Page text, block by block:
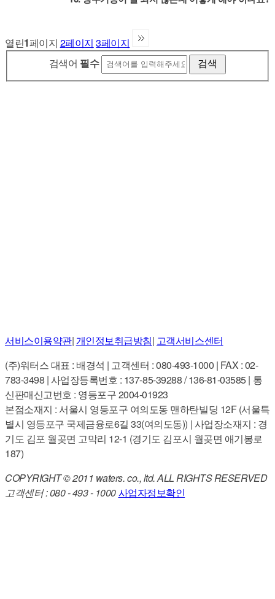
열린1페이지 2페이지 3페이지
검색어 필수
서비스이용약관|개인정보취급방침| 고객서비스센터
(주)워터스 대표 : 배경석 | 고객센터 : 080-493-1000 | FAX : 02-
783-3498 | 사업장등록번호 : 137-85-39288 / 136-81-03585 | 통
신판매신고번호 : 영등포구 2004-01923
본점소재지 : 서울시 영등포구 여의도동 맨하탄빌딩 12F (서울특
별시 영등포구 국제금융로6길 33(여의도동)) | 사업장소재지 : 경
기도 김포 월곶면 고막리 12-1 (경기도 김포시 월곶면 애기봉로
187)
COPYRIGHT © 2011 waters. co., ltd. ALL RIGHTS RESERVED
고객센터 : 080 - 493 - 1000사업자정보확인